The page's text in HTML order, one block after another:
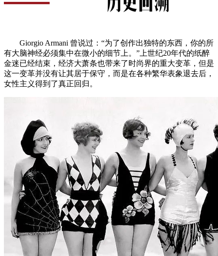
Giorgio Armani 曾说过：“为了创作出独特的东西，你的所
有大脑神经必须集中在微小的细节上。”上世纪20年代的纸醉
金迷已经结束，经济大萧条也带来了时尚界的重大变革，但是
这一变革并没有让其居于保守，而是在各种繁华表象退去后，
女性主义得到了真正回归。